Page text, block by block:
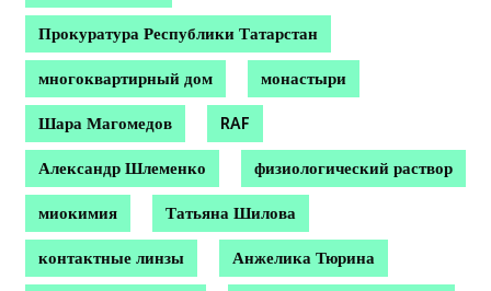
Прокуратура Республики Татарстан
многоквартирный дом монастыри
Шара Магомедов RAF
Александр Шлеменко физиологический раствор
миокимия Татьяна Шилова
контактные линзы Анжелика Тюрина